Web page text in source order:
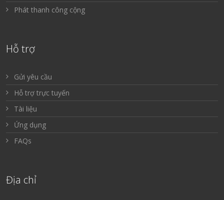
Phát thanh công cộng
Hỗ trợ
Gửi yêu cầu
Hỗ trợ trực tuyến
Tài liệu
Ứng dụng
FAQs
Địa chỉ